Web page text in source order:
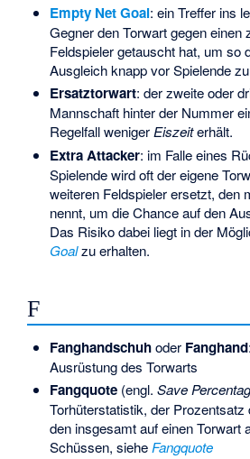
Empty Net Goal: ein Treffer ins
Gegner den Torwart gegen einen
Feldspieler getauscht hat, um so
Ausgleich knapp vor Spielende
Ersatztorwart: der zweite oder
Mannschaft hinter der Nummer
Regelfall wenigerEiszeiterhält.
Extra Attacker: im Falle eines
Spielende wird oft der eigene
weiteren Feldspieler ersetzt, den
nennt, um die Chance auf den
Das Risiko dabei liegt in der
Goalzu erhalten.
F
Fanghandschuhoder Fanghand
Ausrüstung des Torwarts
Fangquote(engl. Save
Torhüterstatistik, der Prozentsatz
den insgesamt auf einen Torwart
Schüssen, sieheFangquote